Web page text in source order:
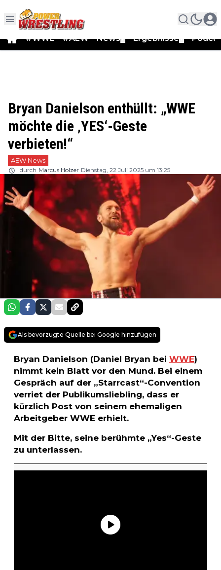
#WWE #AEW News Ergebnisse
Bryan Danielson enthüllt: „WWE
möchte die ‚YES‘-Geste
verbieten!“
AEW News
durch Marcus Holzer Dienstag, 22 Juli 2025 um 13:25
Als bevorzugte Quelle bei Google hinzufügen
Bryan Danielson (Daniel Bryan bei WWE)
nimmt kein Blatt vor den Mund. Bei einem
Gespräch auf der „Starrcast“-Convention
verriet der Publikumsliebling, dass er
kürzlich Post von seinem ehemaligen
Arbeitgeber WWE erhielt.
Mit der Bitte, seine berühmte „Yes“-Geste
zu unterlassen.